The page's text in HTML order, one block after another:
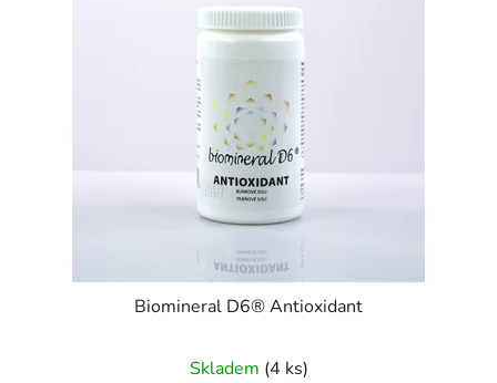
Biomineral D6® Antioxidant
Skladem (4 ks)